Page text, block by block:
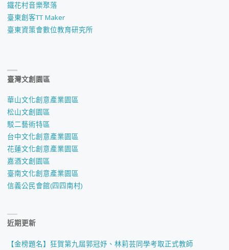
鐵花村音樂聚落
臺東創客TT Maker
臺東資策會數位教育研究所
臺灣文創園區
華山文化創意產業園區
松山文創園區
駁二藝術特區
台中文化創意產業園區
花蓮文化創意產業園區
嘉酒文創園區
臺南文化創意產業園區
信義公民會館(四四南村)
近期更新
【金榜題名】狂賀第九屆郭冠妤、林莉芸同學考取正式教師